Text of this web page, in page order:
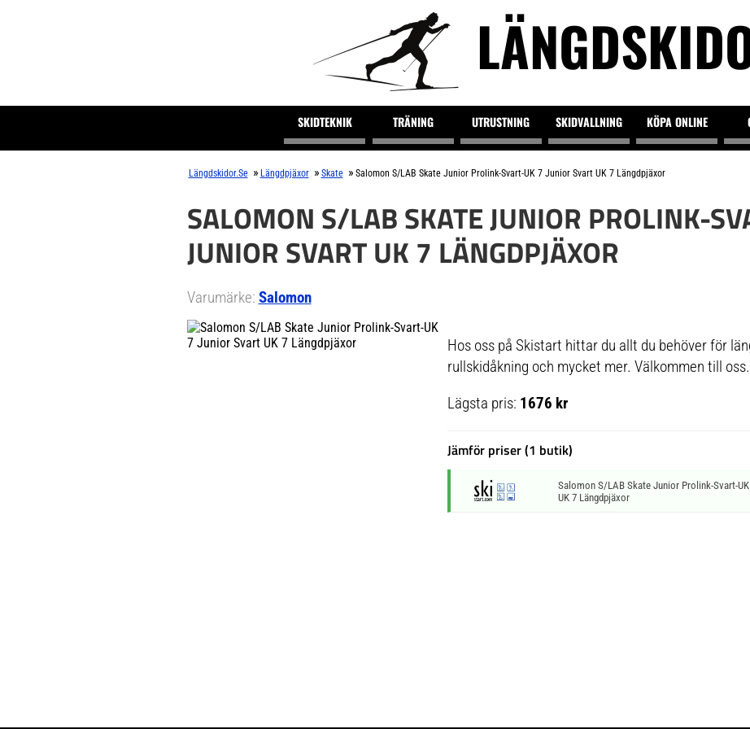
SKIDTEKNIK TRÄNING UTRUSTNING SKIDVALLNING KÖPA ONLINE
Längdskidor.se » Längdpjäxor » Skate » Salomon S/LAB Skate Junior Prolink-Svart-UK 7 Junior Svart UK 7 Längdpjäxor
SALOMON S/LAB SKATE JUNIOR PROLINK-
JUNIOR SVART UK 7 LÄNGDPJÄXOR
Varumärke: Salomon
Hos oss på Skistart hittar du allt du behöver för
rullskidåkning och mycket mer. Välkommen till oss.
Lägsta pris: 1676 kr
Jämför priser (1 butik)
Salomon S/LAB Skate Junior Prolink-Svart-
UK 7 Längdpjäxor